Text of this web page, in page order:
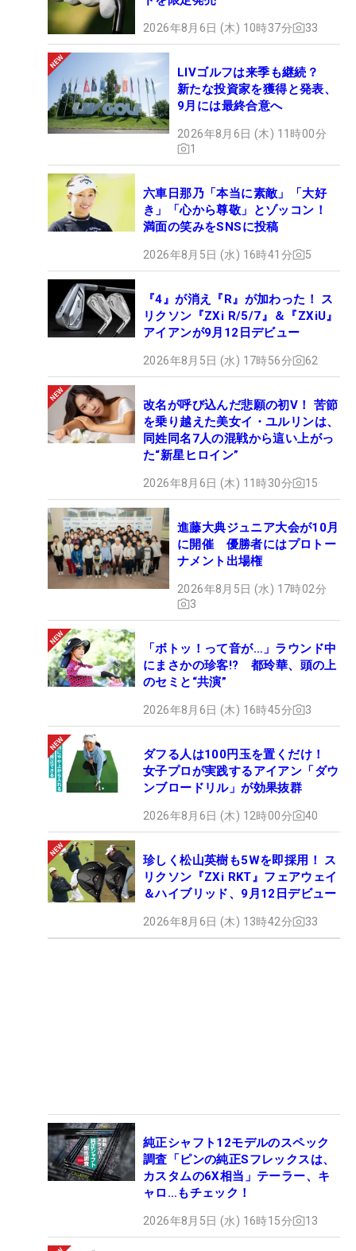
2026年8月6日 (木) 10時37分 33
LIVゴルフは来季も継続？
新たな投資家を獲得と発表、
9月には最終合意へ
2026年8月6日 (木) 11時00分
1
六車日那乃「本当に素敵」「大好
き」「心から尊敬」とゾッコン！
満面の笑みをSNSに投稿
2026年8月5日 (水) 16時41分 5
『4』が消え『R』が加わった！ ス
リクソン『ZXi R/5/7』＆『ZXiU』
アイアンが9月12日デビュー
2026年8月5日 (水) 17時56分 62
改名が呼び込んだ悲願の初V！ 苦節
を乗り越えた美女イ・ユルリンは、
同姓同名7人の混戦から這い上がっ
た“新星ヒロイン”
2026年8月6日 (木) 11時30分 15
進藤大典ジュニア大会が10月
に開催 優勝者にはプロトー
ナメント出場権
2026年8月5日 (水) 17時02分
3
「ボトッ！って音が…」ラウンド中
にまさかの珍客!? 都玲華、頭の上
のセミと“共演”
2026年8月6日 (木) 16時45分 3
ダフる人は100円玉を置くだけ！
女子プロが実践するアイアン「ダウ
ンブロードリル」が効果抜群
2026年8月6日 (木) 12時00分 40
珍しく松山英樹も5Wを即採用！ ス
リクソン『ZXi RKT』フェアウェイ
＆ハイブリッド、9月12日デビュー
2026年8月6日 (木) 13時42分 33
純正シャフト12モデルのスペック
調査「ピンの純正Sフレックスは、
カスタムの6X相当」テーラー、キ
ャロ…もチェック！
2026年8月5日 (水) 16時15分 13